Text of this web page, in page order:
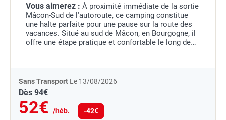
Vous aimerez : À proximité immédiate de la sortie
Mâcon-Sud de l'autoroute, ce camping constitue
une halte parfaite pour une pause sur la route des
vacances. Situé au sud de Mâcon, en Bourgogne, il
offre une étape pratique et confortable le long de
Sans Transport Le 13/08/2026
Dès 94€
52€ /héb. -42€